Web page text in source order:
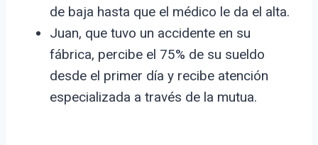
de baja hasta que el médico le da el alta.
Juan, que tuvo un accidente en su
fábrica, percibe el 75% de su sueldo
desde el primer día y recibe atención
especializada a través de la mutua.